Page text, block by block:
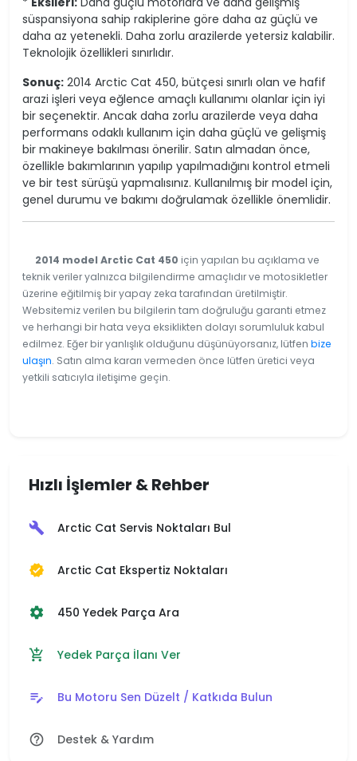
süspansiyona sahip rakiplerine göre daha az güçlü ve
daha az yetenekli. Daha zorlu arazilerde yetersiz kalabilir.
Teknolojik özellikleri sınırlıdır.
Sonuç: 2014 Arctic Cat 450, bütçesi sınırlı olan ve hafif
arazi işleri veya eğlence amaçlı kullanımı olanlar için iyi
bir seçenektir. Ancak daha zorlu arazilerde veya daha
performans odaklı kullanım için daha güçlü ve gelişmiş
bir makineye bakılması önerilir. Satın almadan önce,
özellikle bakımlarının yapılıp yapılmadığını kontrol etmeli
ve bir test sürüşü yapmalısınız. Kullanılmış bir model için,
genel durumu ve bakımı doğrulamak özellikle önemlidir.
2014 model Arctic Cat 450 için yapılan bu açıklama ve
teknik veriler yalnızca bilgilendirme amaçlıdır ve motosikletler
üzerine eğitilmiş bir yapay zeka tarafından üretilmiştir.
Websitemiz verilen bu bilgilerin tam doğruluğu garanti etmez
ve herhangi bir hata veya eksiklikten dolayı sorumluluk kabul
edilmez. Eğer bir yanlışlık olduğunu düşünüyorsanız, lütfen bize
ulaşın. Satın alma kararı vermeden önce lütfen üretici veya
yetkili satıcıyla iletişime geçin.
Hızlı İşlemler & Rehber
build Arctic Cat Servis Noktaları Bul
verified Arctic Cat Ekspertiz Noktaları
settings 450 Yedek Parça Ara
add_shopping_cart Yedek Parça İlanı Ver
edit_note Bu Motoru Sen Düzelt / Katkıda Bulun
help_outline Destek & Yardım